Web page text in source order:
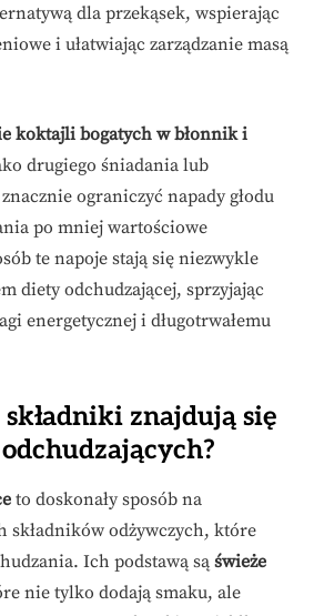
dla przekąsek, wspierając
i ułatwiając zarządzanie masą
koktajli bogatych w błonnik i
drugiego śniadania lub
ograniczyć napady głodu
po mniej wartościowe
te napoje stają się niezwykle
diety odchudzającej, sprzyjając
energetycznej i długotrwałemu
znajdują się
to doskonały sposób na
składników odżywczych, które
Ich podstawą są świeże
nie tylko dodają smaku, ale